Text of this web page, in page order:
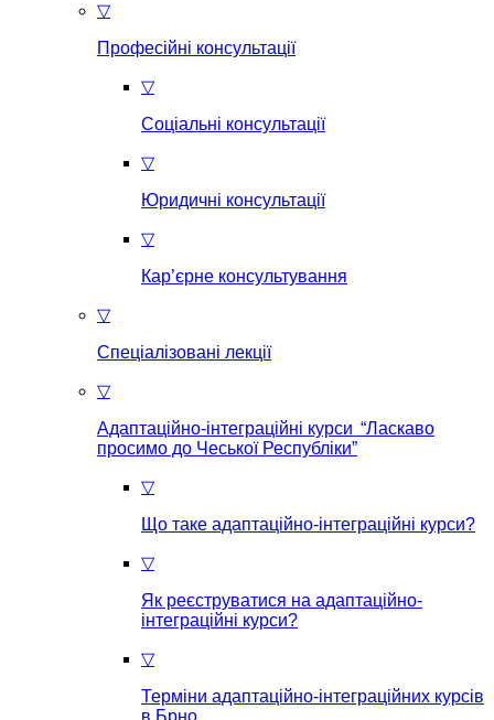
▽
Професійні консультації
▽
Соціальні консультації
▽
Юридичні консультації
▽
Кар’єрне консультування
▽
Спеціалізовані лекції
▽
Адаптаційно-інтеграційні курси “Ласкаво
просимо до Чеської Республіки”
▽
Що таке aдаптаційно-інтеграційні курси?
▽
Як реєструватися на aдаптаційно-
інтеграційні курси?
▽
Терміни адаптаційно-інтеграційних курсів
в Брно